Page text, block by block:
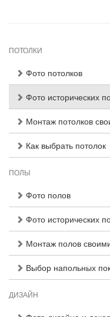
ПОТОЛКИ
Фото потолков
Фото исторических
Монтаж потолков
Как выбрать потолок
ПОЛЫ
Фото полов
Фото исторических
Монтаж полов
Выбор напольных
ДИЗАЙН